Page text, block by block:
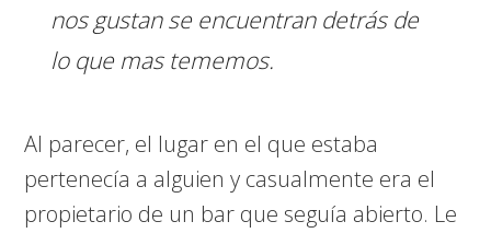
nos gustan se encuentran detrás de
lo que mas tememos.
Al parecer, el lugar en el que estaba
pertenecía a alguien y casualmente era el
propietario de un bar que seguía abierto. Le